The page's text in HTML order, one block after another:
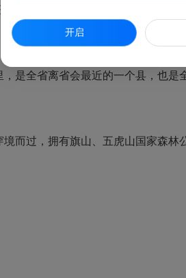
、省等驻地，拥有“福建文明从这
是全省离省会最近的一个县，也
而过，拥有旗山、五虎山国家森林
开启